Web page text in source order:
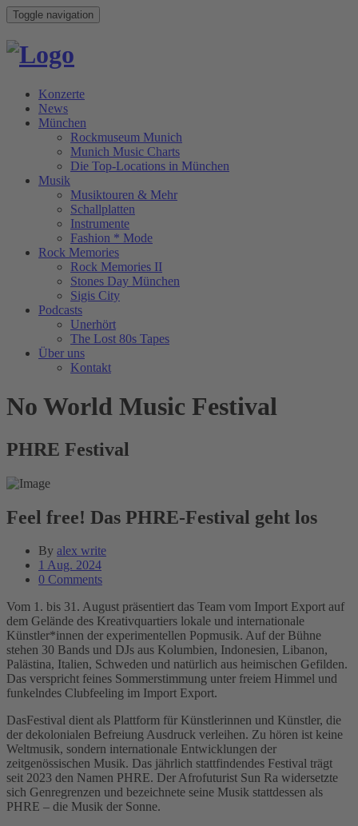
Toggle navigation
Konzerte
News
München
Rockmuseum Munich
Munich Music Charts
Die Top-Locations in München
Musik
Musiktouren & Mehr
Schallplatten
Instrumente
Fashion * Mode
Rock Memories
Rock Memories II
Stones Day München
Sigis City
Podcasts
Unerhört
The Lost 80s Tapes
Über uns
Kontakt
No World Music Festival
PHRE Festival
Feel free! Das PHRE-Festival geht los
By alex write
1 Aug. 2024
0 Comments
Vom 1. bis 31. August präsentiert das Team vom Import Export auf
dem Gelände des Kreativquartiers lokale und internationale
Künstler*innen der experimentellen Popmusik. Auf der Bühne
stehen 30 Bands und DJs aus Kolumbien, Indonesien, Libanon,
Palästina, Italien, Schweden und natürlich aus heimischen Gefilden.
Das verspricht feines Sommerstimmung unter freiem Himmel und
funkelndes Clubfeeling im Import Export.
DasFestival dient als Plattform für Künstlerinnen und Künstler, die
der dekolonialen Befreiung Ausdruck verleihen. Zu hören ist keine
Weltmusik, sondern internationale Entwicklungen der
zeitgenössischen Musik. Das jährlich stattfindendes Festival trägt
seit 2023 den Namen PHRE. Der Afrofuturist Sun Ra widersetzte
sich Genregrenzen und bezeichnete seine Musik stattdessen als
PHRE – die Musik der Sonne.